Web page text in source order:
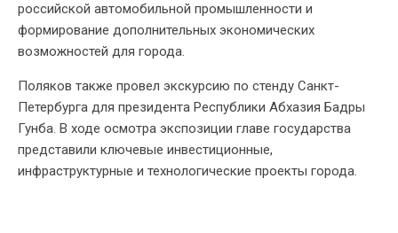
российской автомобильной промышленности и
формирование дополнительных экономических
возможностей для города.
Поляков также провел экскурсию по стенду Санкт-
Петербурга для президента Республики Абхазия Бадры
Гунба. В ходе осмотра экспозиции главе государства
представили ключевые инвестиционные,
инфраструктурные и технологические проекты города.